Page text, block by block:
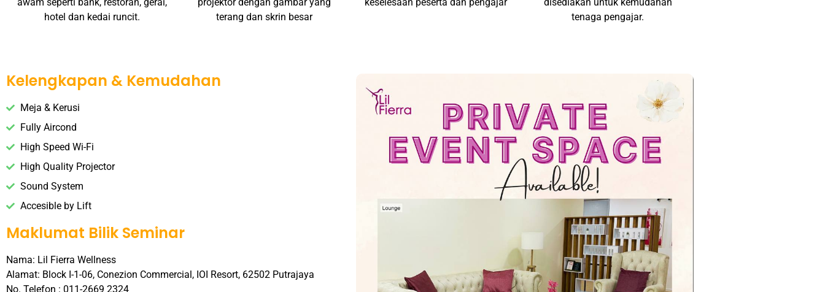
hotel dan kedai runcit.
terang dan skrin besar
tenaga pengajar.
Kelengkapan & Kemudahan
Meja & Kerusi
Fully Aircond
High Speed Wi-Fi
High Quality Projector
Sound System
Accesible by Lift
Maklumat Bilik Seminar
Nama: Lil Fierra Wellness
Alamat: Block I-1-06, Conezion Commercial, IOI Resort, 62502 Putrajaya
No. Telefon : 011-2669 2324